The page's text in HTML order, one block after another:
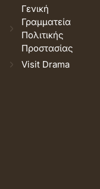
Γενική
Γραμματεία
Πολιτικής
Προστασίας
Visit Drama